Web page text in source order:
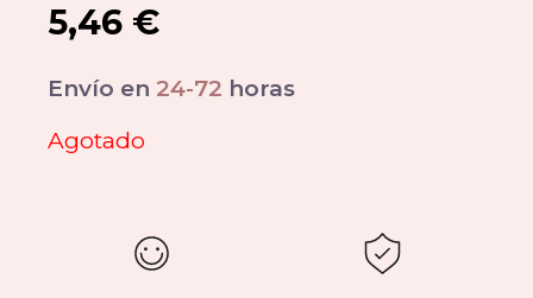
5,46 €
Envío en 24-72 horas
Agotado